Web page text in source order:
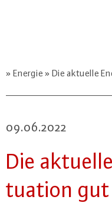
Energie Die aktuelle
09.06.2022
Die
tua­ti­on